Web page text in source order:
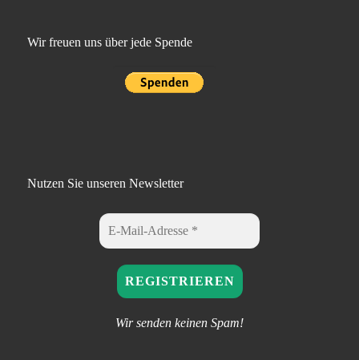
Wir freuen uns über jede Spende
Nutzen Sie unseren Newsletter
Wir senden keinen Spam!